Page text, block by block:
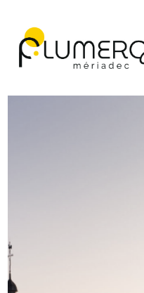
Navigation